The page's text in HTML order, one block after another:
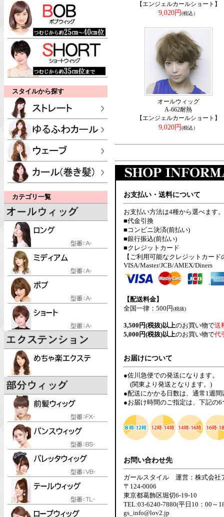
スタイルから探す
カテゴリ一覧
【エンジェルカールショート】
9,020円(税込）
オールウィッグ
A-662耐熱
【エンジェルカールショート】
9,020円(税込）
お支払い・送料について
お支払い方法は4種から選べます。
■代金引換
■コンビニ決済(前払い)
■銀行振込(前払い)
■クレジットカード
【ご利用可能なクレジットカード
VISA/Master/JCB/AMEX/Diners
【配送料金】
全国一律：500円(税抜)
3,500円(税抜)以上のお買い物で送
5,000円(税抜)以上のお買い物で代
お届けについて
●佐川急便での発送になります。
(関東より発送となります。)
●配送にかかる日数は、通常1週
●お届け時間のご指定は、下記の
お問い合わせ先
ガールスタイル 運営：株式会社
〒124-0006
東京都葛飾区堀切6-19-10
TEL:03-6240-7880(平日10：00～
gs_info@lov2.jp